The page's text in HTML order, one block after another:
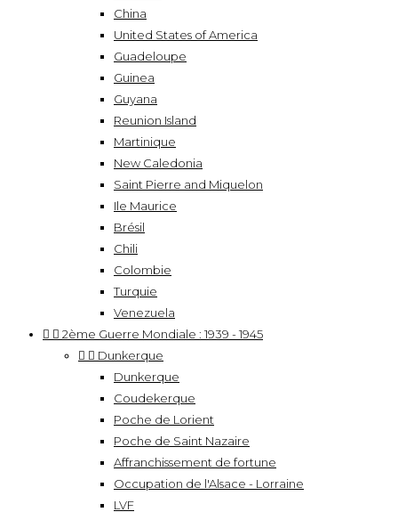
China
United States of America
Guadeloupe
Guinea
Guyana
Reunion Island
Martinique
New Caledonia
Saint Pierre and Miquelon
Ile Maurice
Brésil
Chili
Colombie
Turquie
Venezuela
  2ème Guerre Mondiale : 1939 - 1945
  Dunkerque
Dunkerque
Coudekerque
Poche de Lorient
Poche de Saint Nazaire
Affranchissement de fortune
Occupation de l'Alsace - Lorraine
LVF